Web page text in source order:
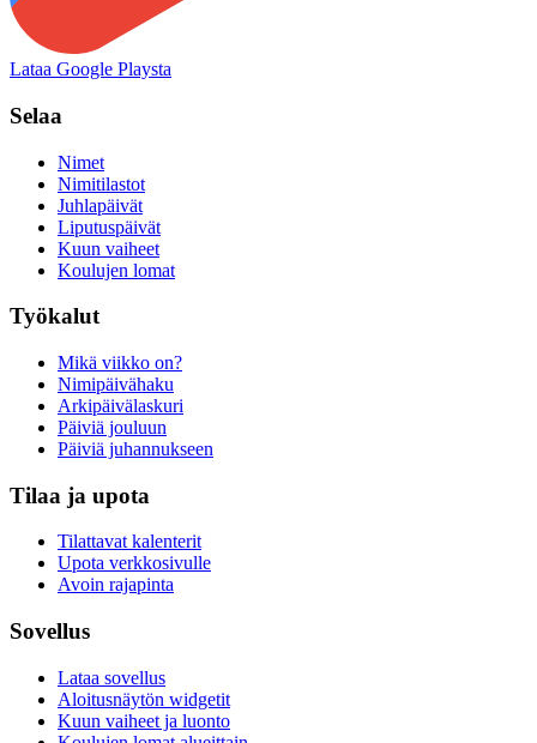
Lataa Google Playsta
Selaa
Nimet
Nimitilastot
Juhlapäivät
Liputuspäivät
Kuun vaiheet
Koulujen lomat
Työkalut
Mikä viikko on?
Nimipäivähaku
Arkipäivälaskuri
Päiviä jouluun
Päiviä juhannukseen
Tilaa ja upota
Tilattavat kalenterit
Upota verkkosivulle
Avoin rajapinta
Sovellus
Lataa sovellus
Aloitusnäytön widgetit
Kuun vaiheet ja luonto